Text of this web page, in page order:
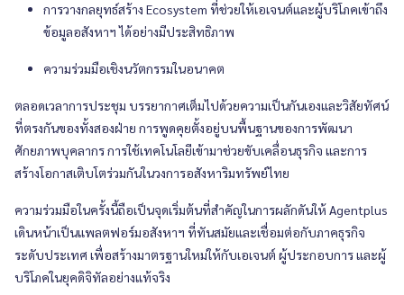
การวางกลยุทธ์สร้าง Ecosystem ที่ช่วยให้เอเจนต์และผู้บริโภคเข้าถึง
ข้อมูลอสังหาฯ ได้อย่างมีประสิทธิภาพ
ความร่วมมือเชิงนวัตกรรมในอนาคต
ตลอดเวลาการประชุม บรรยากาศเต็มไปด้วยความเป็นกันเองและวิสัยทัศน์
ที่ตรงกันของทั้งสองฝ่าย การพูดคุยตั้งอยู่บนพื้นฐานของการพัฒนา
ศักยภาพบุคลากร การใช้เทคโนโลยีเข้ามาช่วยขับเคลื่อนธุรกิจ และการ
สร้างโอกาสเติบโตร่วมกันในวงการอสังหาริมทรัพย์ไทย
ความร่วมมือในครั้งนี้ถือเป็นจุดเริ่มต้นที่สำคัญในการผลักดันให้ Agentplus
เดินหน้าเป็นแพลตฟอร์มอสังหาฯ ที่ทันสมัยและเชื่อมต่อกับภาคธุรกิจ
ระดับประเทศ เพื่อสร้างมาตรฐานใหม่ให้กับเอเจนต์ ผู้ประกอบการ และผู้
บริโภคในยุคดิจิทัลอย่างแท้จริง